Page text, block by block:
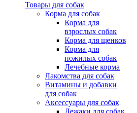
Товары для собак
Корма для собак
Корма для
взрослых собак
Корма для щенков
Корма для
пожилых собак
Лечебные корма
Лакомства для собак
Витамины и добавки
для собак
Аксессуары для собак
Лежаки для собак